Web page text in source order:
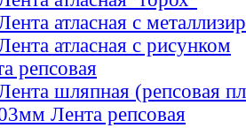
атласная с
атласная с рисунком
репсовая
шляпная (репсовая
Лента репсовая